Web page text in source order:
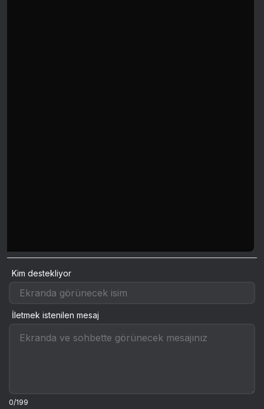
Kim destekliyor
İletmek istenilen mesaj
0/199